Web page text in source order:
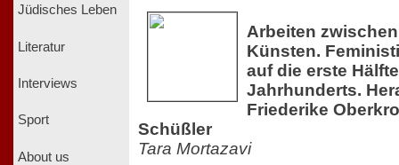
Jüdisches Leben
Literatur
Interviews
Sport
About us
Arbeiten
Künsten.
auf die erste
Jahrhunderts.
Friederike
Schüßler
Tara Mortazavi